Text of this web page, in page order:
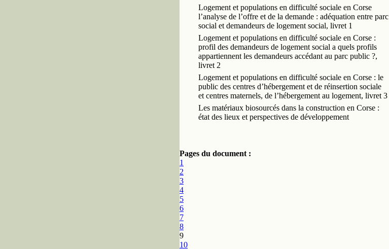
Logement et populations en difficulté sociale en Corse
l’analyse de l’offre et de la demande : adéquation entre parc
social et demandeurs de logement social, livret 1
Logement et populations en difficulté sociale en Corse :
profil des demandeurs de logement social a quels profils
appartiennent les demandeurs accédant au parc public ?,
livret 2
Logement et populations en difficulté sociale en Corse : le
public des centres d’hébergement et de réinsertion sociale
et centres maternels, de l’hébergement au logement, livret 3
Les matériaux biosourcés dans la construction en Corse :
état des lieux et perspectives de développement
Pages du document :
1
2
3
4
5
6
7
8
9
10